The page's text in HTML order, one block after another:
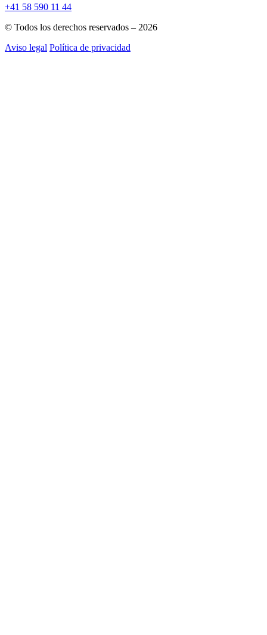
+41 58 590 11 44
© Todos los derechos reservados – 2026
Aviso legal Política de privacidad